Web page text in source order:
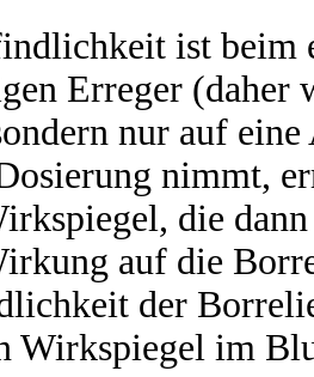
ist beim
Erreger
nur auf
nimmt,
die
auf die
der
Wirkspiegel im